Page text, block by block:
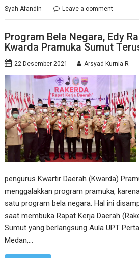
Syah Afandin Leave a comment
Program Bela Negara, Edy
Kwarda Pramuka Sumut
22 Desember 2021 Arsyad Kurnia R
pengurus Kwartir Daerah (Kwarda)
menggalakkan program pramuka,
satu program bela negara. Hal ini
saat membuka Rapat Kerja Daerah
Sumut yang berlangsung Aula UPT
Medan,…